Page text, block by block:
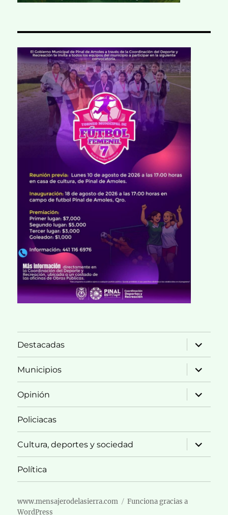
Destacadas
expande
el
menú
inferior
Municipios
expande
el
menú
inferior
Opinión
expande
el
menú
Policiacas
Cultura, deportes y sociedad
expande
el
menú
Política
www.mensajerodelasierra.com
Funciona gracias a
WordPress